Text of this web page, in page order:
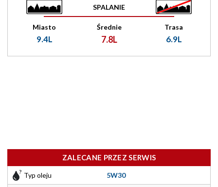
SPALANIE
Miasto
9.4L
Średnie
7.8L
Trasa
6.9L
ZALECANE PRZEZ SERWIS
Typ oleju 5W30